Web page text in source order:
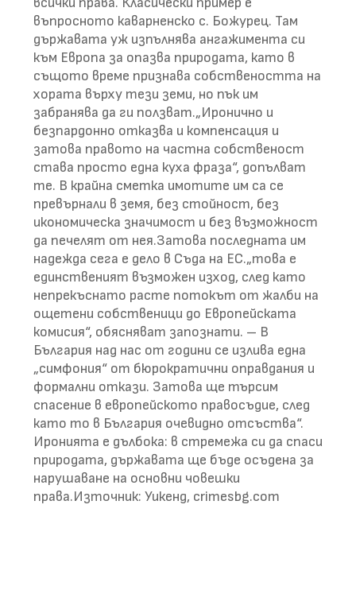
въпросното каварненско с. Божурец. Там
държавата уж изпълнява ангажимента си
към Европа за опазва природата, като в
същото време признава собствеността на
хората върху тези земи, но пък им
забранява да ги ползват.„Иронично и
безпардонно отказва и компенсация и
затова правото на частна собственост
става просто една куха фраза“, допълват
те. В крайна сметка имотите им са се
превърнали в земя, без стойност, без
икономическа значимост и без възможност
да печелят от нея.Затова последната им
надежда сега е дело в Съда на ЕС.„това е
единственият възможен изход, след като
непрекъснато расте потокът от жалби на
ощетени собственици до Европейската
комисия“, обясняват запознати. – В
България над нас от години се излива една
„симфония“ от бюрократични оправдания и
формални откази. Затова ще търсим
спасение в европейското правосъдие, след
като то в България очевидно отсъства“.
Иронията е дълбока: в стремежа си да спаси
природата, държавата ще бъде осъдена за
нарушаване на основни човешки
права.Източник: Уикенд, crimesbg.com